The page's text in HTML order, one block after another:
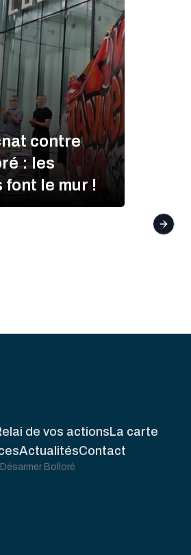
contre
: les
font le mur !
Next
de vos actions La carte
ActualitésContact
Désarmer Bolloré